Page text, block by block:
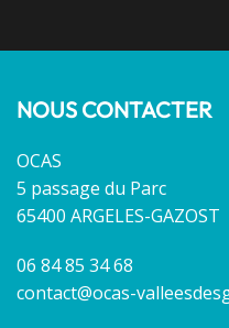
NOUS CONTACTER
OCAS
5 passage du Parc
65400 ARGELES-GAZOST
06 84 85 34 68
contact@ocas-